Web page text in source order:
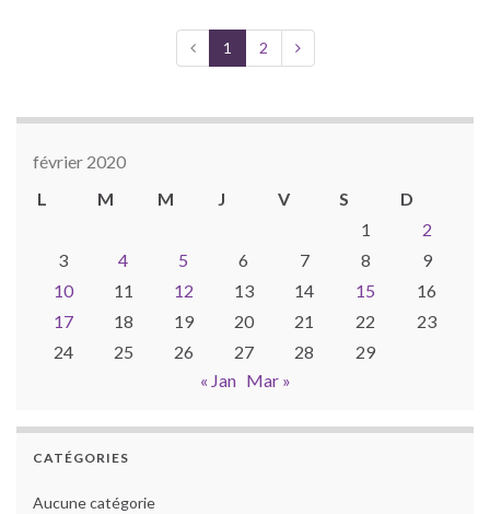
1 2
février 2020
L
M M J V S
D
1
2
3
4 5 6 7 8
9
10
11 12 13 14 15
16
17
18 19 20 21 22
23
24
25 26 27 28
29
« Jan Mar »
CATÉGORIES
Aucune catégorie